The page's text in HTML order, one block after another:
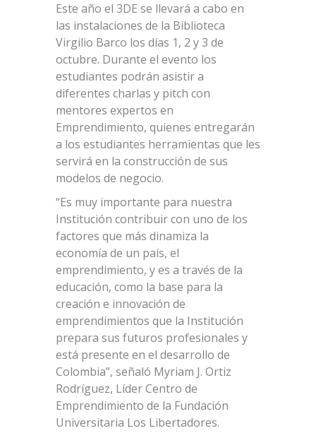
Este año el 3DE se llevará a cabo en
las instalaciones de la Biblioteca
Virgilio Barco los días 1, 2 y 3 de
octubre. Durante el evento los
estudiantes podrán asistir a
diferentes charlas y pitch con
mentores expertos en
Emprendimiento, quienes entregarán
a los estudiantes herramientas que les
servirá en la construcción de sus
modelos de negocio.
“Es muy importante para nuestra
Institución contribuir con uno de los
factores que más dinamiza la
economía de un país, el
emprendimiento, y es a través de la
educación, como la base para la
creación e innovación de
emprendimientos que la Institución
prepara sus futuros profesionales y
está presente en el desarrollo de
Colombia”, señaló Myriam J. Ortiz
Rodríguez, Líder Centro de
Emprendimiento de la Fundación
Universitaria Los Libertadores.